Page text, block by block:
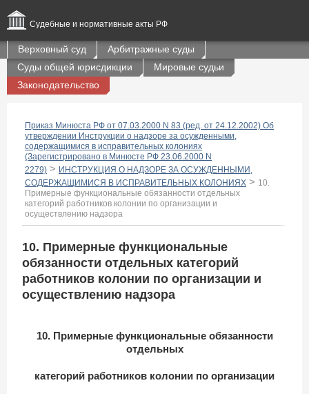
Судебные и нормативные акты РФ
Верховный суд
Арбитражные суды
Суды общей юрисдикции
Мировые судьи
Законодательство
Приказ Минюста РФ от 07.03.2000 N 83 (ред. от 24.12.2002) Об
утверждении Инструкции о надзоре за осужденными,
содержащимися в исправительных колониях
(Зарегистрировано в Минюсте РФ 23.06.2000 N
2279) > ИНСТРУКЦИЯ О НАДЗОРЕ ЗА ОСУЖДЕННЫМИ,
СОДЕРЖАЩИМИСЯ В ИСПРАВИТЕЛЬНЫХ КОЛОНИЯХ > 10.
Примерные функциональные обязанности отдельных
категорий работников колонии по организации и
осуществлению надзора
10. Примерные функциональные
обязанности отдельных категорий
работников колонии по организации и
осуществлению надзора
10. Примерные функциональные обязанности
отдельных
категорий работников колонии по организации